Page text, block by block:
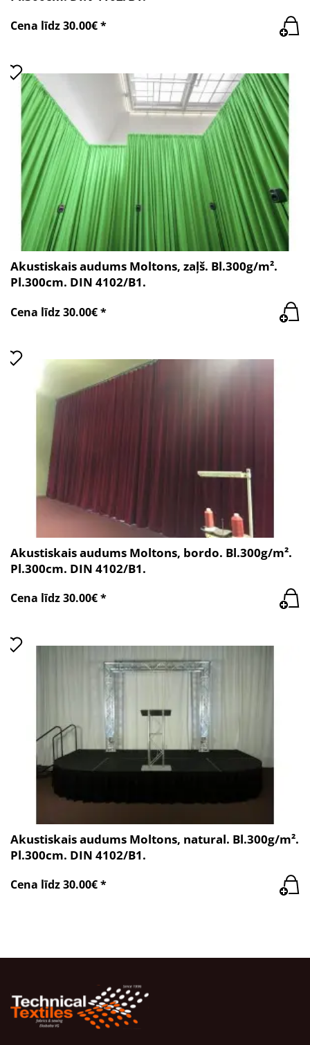
Cena līdz 30.00€ *
Akustiskais audums Moltons, zaļš. Bl.300g/m².
Pl.300cm. DIN 4102/B1.
Cena līdz 30.00€ *
Akustiskais audums Moltons, bordo. Bl.300g/m².
Pl.300cm. DIN 4102/B1.
Cena līdz 30.00€ *
Akustiskais audums Moltons, natural. Bl.300g/m².
Pl.300cm. DIN 4102/B1.
Cena līdz 30.00€ *